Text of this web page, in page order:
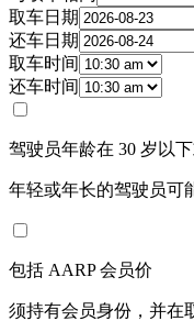
取车日期
还车日期
取车时间
还车时间
驾驶员年龄在 30 岁以
年轻或年长的驾驶员可
包括 AARP 会员价
须持有会员身份，并在